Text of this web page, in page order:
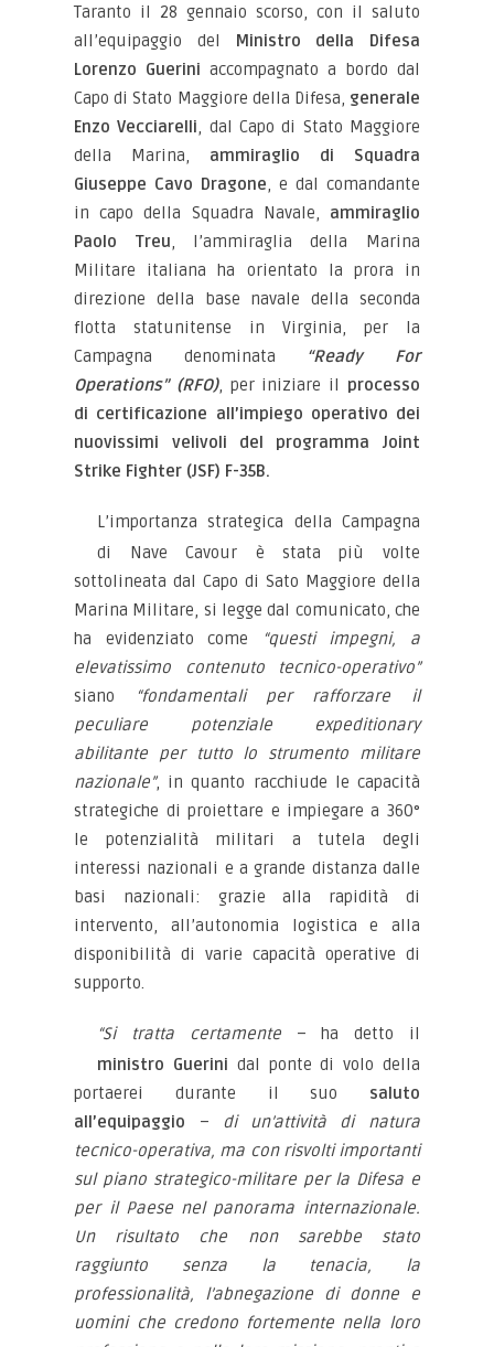
Taranto il 28 gennaio scorso, con il saluto
all’equipaggio del
Ministro della Difesa
Lorenzo Guerini accompagnato a bordo dal
Capo di Stato Maggiore della Difesa, generale
Enzo Vecciarelli, dal Capo di Stato Maggiore
della Marina, ammiraglio di Squadra
Giuseppe Cavo Dragone, e dal comandante
in capo della Squadra Navale, ammiraglio
Paolo Treu, l’ammiraglia della Marina
Militare italiana ha orientato la prora in
direzione della base navale della seconda
flotta statunitense in Virginia, per la
Campagna denominata “Ready For
Operations” (RFO), per iniziare il processo
di certificazione all’impiego operativo dei
nuovissimi velivoli del programma Joint
Strike Fighter (JSF) F-35B.
L’importanza strategica della Campagna
di Nave Cavour è stata più volte
sottolineata dal Capo di Sato Maggiore della
Marina Militare, si legge dal comunicato, che
ha evidenziato come
“questi impegni, a
elevatissimo contenuto tecnico-operativo”
siano
“fondamentali per rafforzare il
peculiare potenziale expeditionary
abilitante per tutto lo strumento militare
nazionale”, in quanto racchiude le capacità
strategiche di proiettare e impiegare a 360°
le potenzialità militari a tutela degli
interessi nazionali e a grande distanza dalle
basi nazionali: grazie alla rapidità di
intervento, all’autonomia logistica e alla
disponibilità di varie capacità operative di
supporto.
“Si tratta certamente– ha detto il
ministro Guerini dal ponte di volo della
portaerei durante il suo saluto
all’equipaggio – di un’attività di natura
tecnico-operativa, ma con risvolti importanti
sul piano strategico-militare per la Difesa e
per il Paese nel panorama internazionale.
Un risultato che non sarebbe stato
raggiunto senza la tenacia, la
professionalità, l’abnegazione di donne e
uomini che credono fortemente nella loro